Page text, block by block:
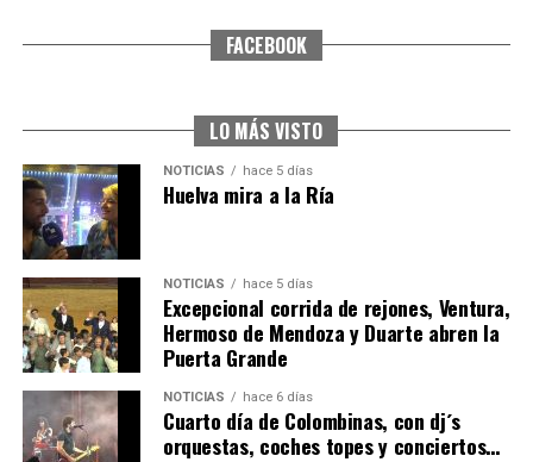
CUARTA CORRIDA DE LAS FIESTAS COLOMBINAS
4º DÍA DE LAS FIESTAS COLOMBINAS 2026
hace 6 días Huelvatv
FACEBOOK
LO MÁS VISTO
NOTICIAS hace 5 días
Huelva mira a la Ría
NOTICIAS hace 5 días
Excepcional corrida de rejones, Ventura,
Hermoso de Mendoza y Duarte abren la
Puerta Grande
NOTICIAS hace 6 días
Cuarto día de Colombinas, con dj´s
orquestas, coches topes y conciertos…